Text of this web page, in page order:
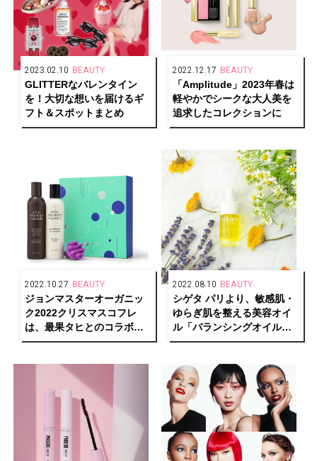
2023.02.10 BEAUTY
GLITTERなバレンタイン
を！大切な想いを届けるギ
フト＆スポットまとめ
2022.12.17 BEAUTY
「Amplitude」2023年春は
軽やかでシークな大人美を
追求したコレクションに
2022.10.27 BEAUTY
ジョンマスターオーガニッ
ク2022クリスマスコフレ
は、最果タヒとのコラボボ
ックスが登場
2022.08.10 BEAUTY
シゲタ パリより、敏感肌・
ゆらぎ肌を整える美容オイ
ル「バランシングオイルセ
ラム」が発売